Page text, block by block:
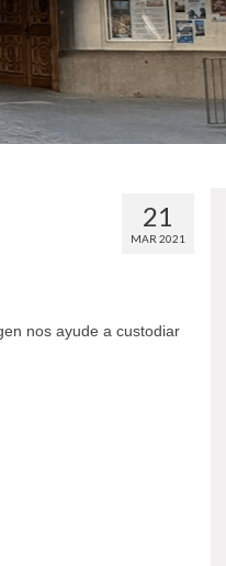
21
MAR 2021
nos ayude a custodiar